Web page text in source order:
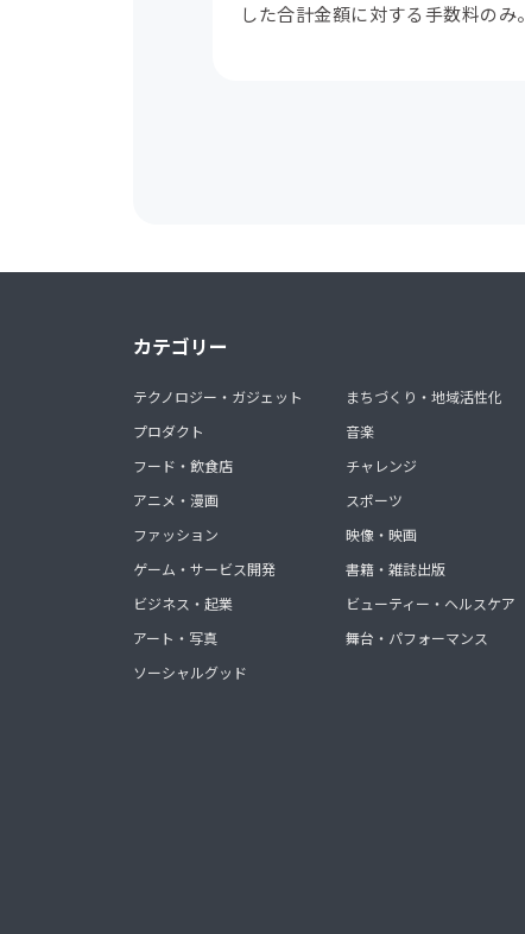
した合計金額に対する手数料のみ。
カテゴリー
テクノロジー・ガジェット
プロダクト
フード・飲食店
アニメ・漫画
ファッション
ゲーム・サービス開発
ビジネス・起業
アート・写真
ソーシャルグッド
まちづくり・地域活性化
音楽
チャレンジ
スポーツ
映像・映画
書籍・雑誌出版
ビューティー・ヘルスケア
舞台・パフォーマンス